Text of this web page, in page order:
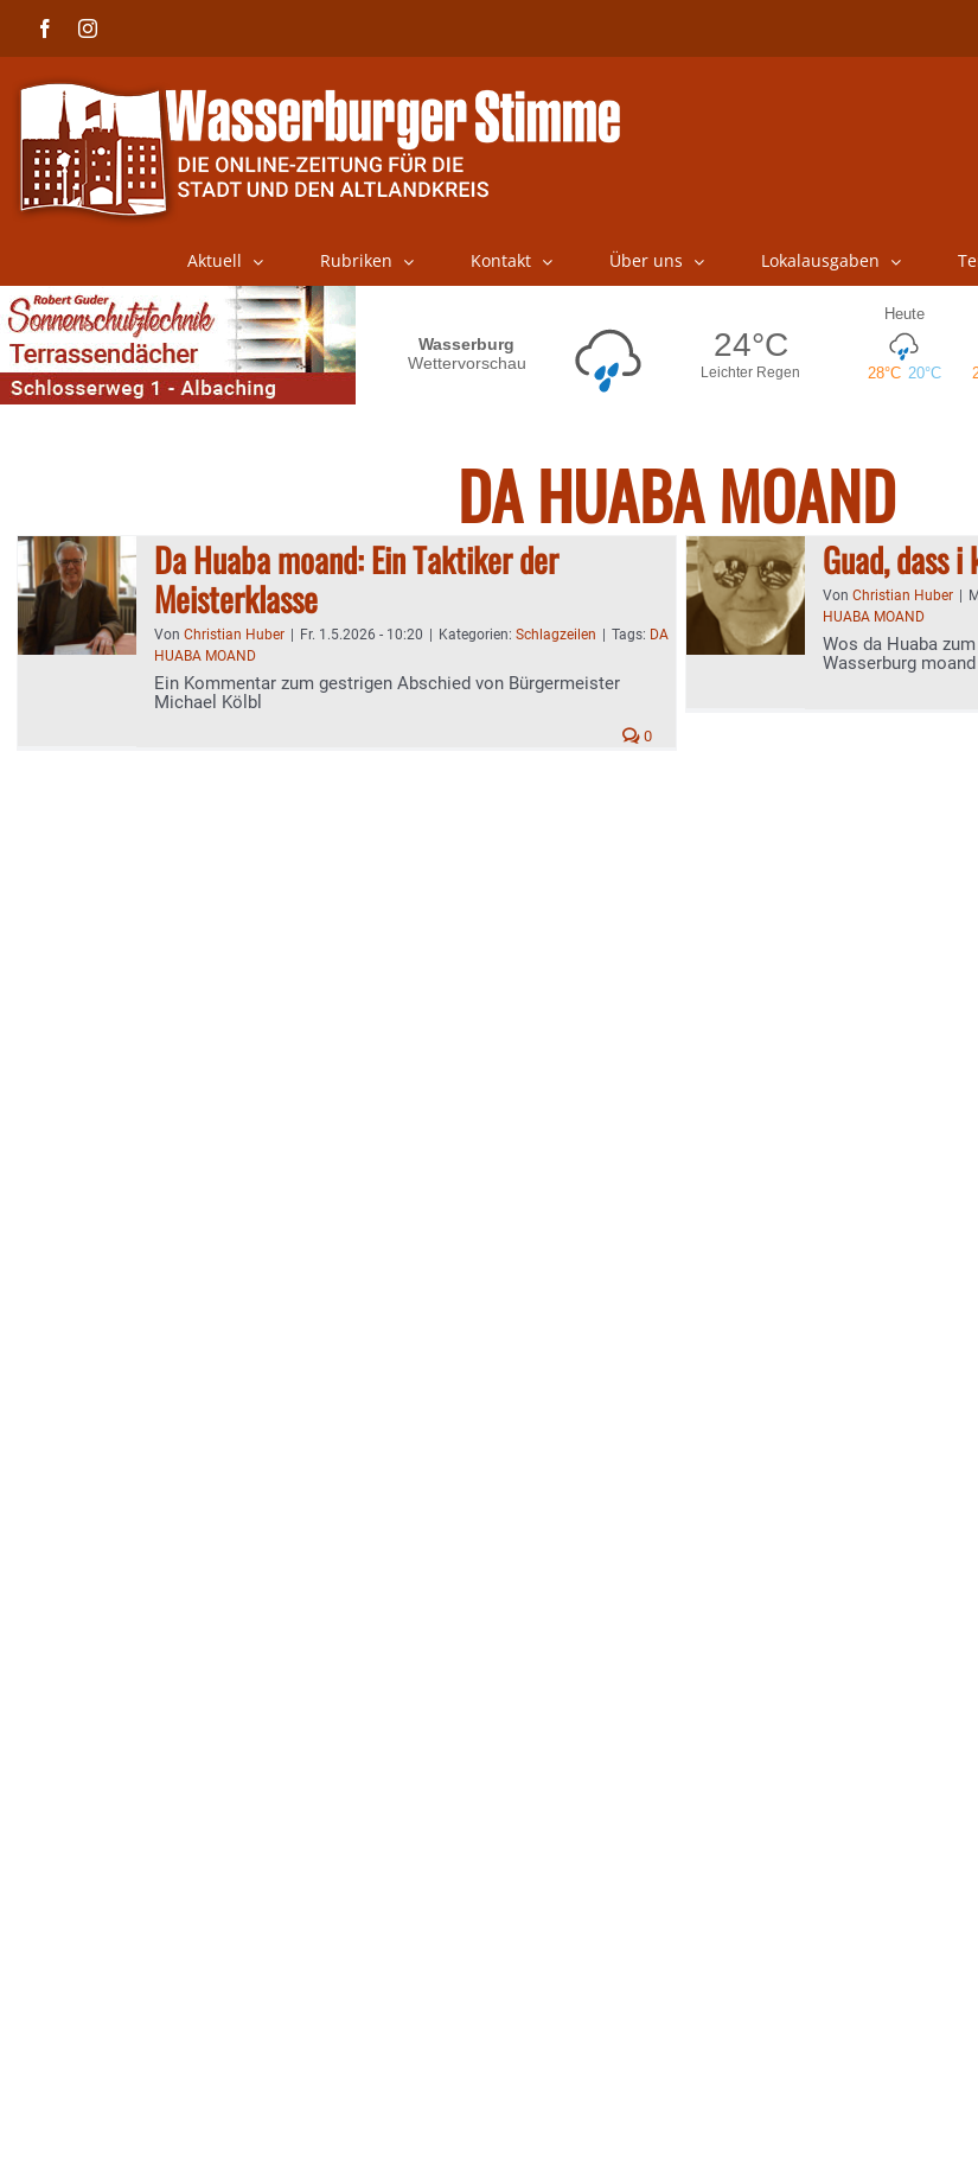
FacebookInstagram
Aktuell Rubriken Kontakt Über uns Lokalausgaben
DA HUABA MOAND
Da Huaba moand: Ein Taktiker der
Meisterklasse
Von Christian Huber Fr. 1.5.2026 - 10:20 Kategorien: Schlagzeilen Tags: DA
HUABA MOAND
Ein Kommentar zum gestrigen Abschied von Bürgermeister
Michael Kölbl
0
Guad, dass
Von Christian Huber
HUABA MOAND
Wos da Huaba
Wasserburg moand